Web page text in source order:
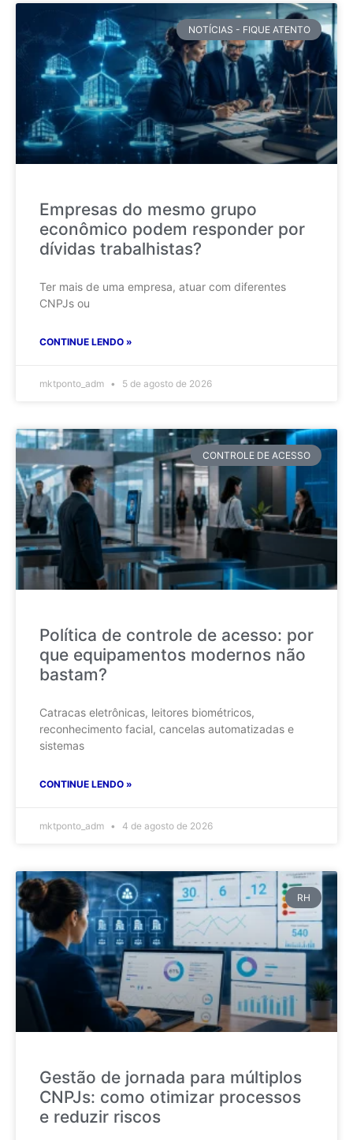
NOTÍCIAS - FIQUE ATENTO
Empresas do mesmo grupo
econômico podem responder por
dívidas trabalhistas?
Ter mais de uma empresa, atuar com diferentes
CNPJs ou
CONTINUE LENDO »
mktponto_adm 5 de agosto de 2026
CONTROLE DE ACESSO
Política de controle de acesso: por
que equipamentos modernos não
bastam?
Catracas eletrônicas, leitores biométricos,
reconhecimento facial, cancelas automatizadas e
sistemas
CONTINUE LENDO »
mktponto_adm 4 de agosto de 2026
RH
Gestão de jornada para múltiplos
CNPJs: como otimizar processos
e reduzir riscos